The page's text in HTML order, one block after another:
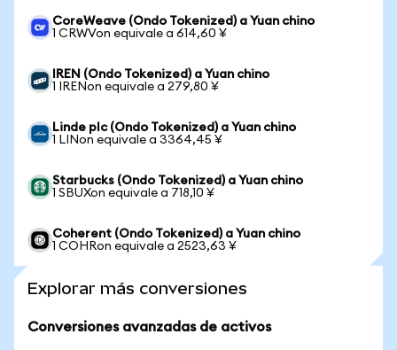
CoreWeave (Ondo Tokenized) a Yuan chino
1 CRWVon equivale a 614,60 ¥
IREN (Ondo Tokenized) a Yuan chino
1 IRENon equivale a 279,80 ¥
Linde plc (Ondo Tokenized) a Yuan chino
1 LINon equivale a 3364,45 ¥
Starbucks (Ondo Tokenized) a Yuan chino
1 SBUXon equivale a 718,10 ¥
Coherent (Ondo Tokenized) a Yuan chino
1 COHRon equivale a 2523,63 ¥
Explorar más conversiones
Conversiones avanzadas de activos